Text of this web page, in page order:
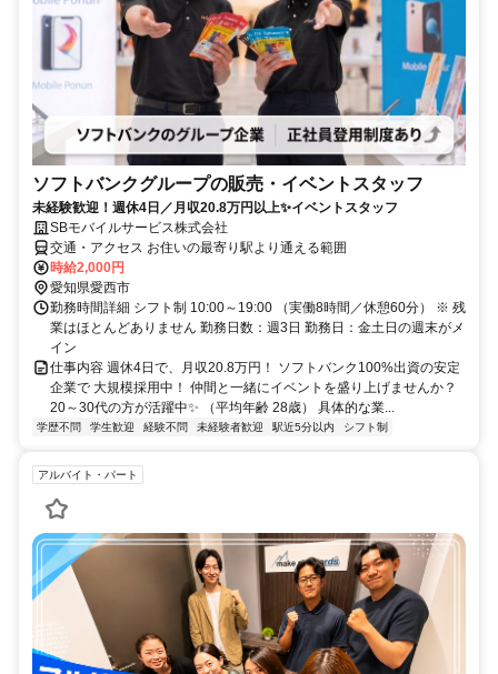
ソフトバンクグループの販売・イベントスタッフ
未経験歓迎！週休4日／月収20.8万円以上✨イベントスタッフ
SBモバイルサービス株式会社
交通・アクセス お住いの最寄り駅より通える範囲
時給2,000円
愛知県愛西市
勤務時間詳細 シフト制 10:00～19:00 （実働8時間／休憩60分） ※ 残
業はほとんどありません 勤務日数：週3日 勤務日：金土日の週末がメ
イン
仕事内容 週休4日で、月収20.8万円！ ソフトバンク100%出資の安定
企業で 大規模採用中！ 仲間と一緒にイベントを盛り上げませんか？
20～30代の方が活躍中✨ （平均年齢 28歳） 具体的な業...
学歴不問 学生歓迎 経験不問 未経験者歓迎 駅近5分以内 シフト制
アルバイト・パート